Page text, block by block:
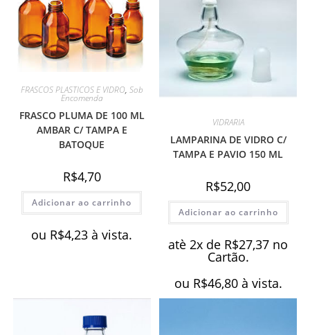
FRASCOS PLASTICOS E VIDRO, Sob
Encomenda
FRASCO PLUMA DE 100 ML
AMBAR C/ TAMPA E
BATOQUE
R$4,70
Adicionar ao carrinho
ou R$4,23 à vista.
VIDRARIA
LAMPARINA DE VIDRO C/
TAMPA E PAVIO 150 ML
R$52,00
Adicionar ao carrinho
atè 2x de R$27,37 no
Cartão.
ou R$46,80 à vista.